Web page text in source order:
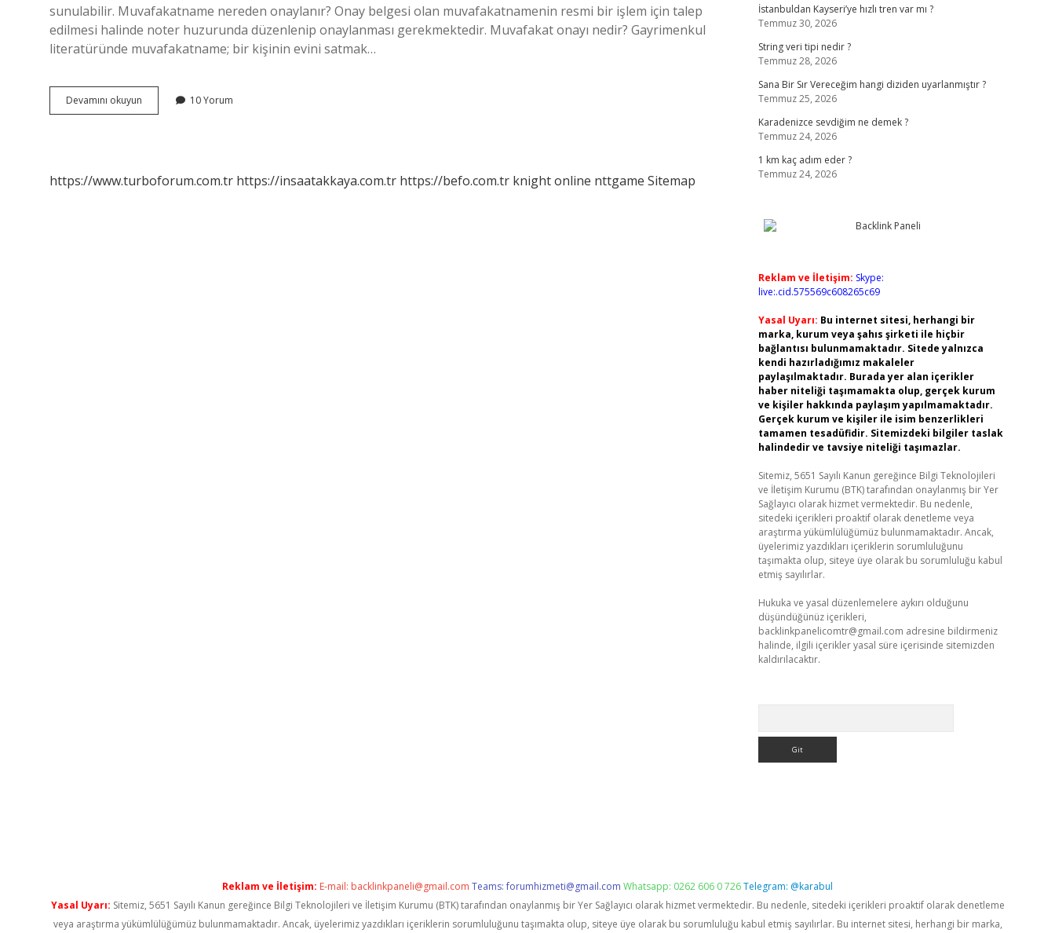
sunulabilir. Muvafakatname nereden onaylanır? Onay belgesi olan muvafakatnamenin resmi bir işlem için talep
edilmesi halinde noter huzurunda düzenlenip onaylanması gerekmektedir. Muvafakat onayı nedir? Gayrimenkul
literatüründe muvafakatname; bir kişinin evini satmak…
Devamını okuyun Muvafakat
Onayı
10 Yorum
https://www.turboforum.com.tr https://insaatakkaya.com.tr https://befo.com.tr knight online nttgame Sitemap
İstanbuldan Kayseri’ye hızlı tren var mı ?
Temmuz 30, 2026
String veri tipi nedir ?
Temmuz 28, 2026
Sana Bir Sır Vereceğim hangi diziden uyarlanmıştır ?
Temmuz 25, 2026
Karadenizce sevdiğim ne demek ?
Temmuz 24, 2026
1 km kaç adım eder ?
Temmuz 24, 2026
Reklam ve İletişim: Skype:
live:.cid.575569c608265c69
Yasal Uyarı: Bu internet sitesi, herhangi bir
marka, kurum veya şahıs şirketi ile hiçbir
bağlantısı bulunmamaktadır. Sitede yalnızca
kendi hazırladığımız makaleler
paylaşılmaktadır. Burada yer alan içerikler
haber niteliği taşımamakta olup, gerçek kurum
ve kişiler hakkında paylaşım yapılmamaktadır.
Gerçek kurum ve kişiler ile isim benzerlikleri
tamamen tesadüfidir. Sitemizdeki bilgiler taslak
halindedir ve tavsiye niteliği taşımazlar.
Sitemiz, 5651 Sayılı Kanun gereğince Bilgi Teknolojileri
ve İletişim Kurumu (BTK) tarafından onaylanmış bir Yer
Sağlayıcı olarak hizmet vermektedir. Bu nedenle,
sitedeki içerikleri proaktif olarak denetleme veya
araştırma yükümlülüğümüz bulunmamaktadır. Ancak,
üyelerimiz yazdıkları içeriklerin sorumluluğunu
taşımakta olup, siteye üye olarak bu sorumluluğu kabul
etmiş sayılırlar.
Hukuka ve yasal düzenlemelere aykırı olduğunu
düşündüğünüz içerikleri,
backlinkpanelicomtr@gmail.com adresine bildirmeniz
halinde, ilgili içerikler yasal süre içerisinde sitemizden
kaldırılacaktır.
Reklam ve İletişim: E-mail: backlinkpaneli@gmail.com Teams:forumhizmeti@gmail.com Whatsapp: 0262 606 0 726Telegram: @karabul
Yasal Uyarı: Sitemiz, 5651 Sayılı Kanun gereğince Bilgi Teknolojileri ve İletişim Kurumu (BTK) tarafından onaylanmış bir Yer Sağlayıcı olarak hizmet vermektedir. Bu nedenle, sitedeki içerikleri proaktif olarak denetleme
veya araştırma yükümlülüğümüz bulunmamaktadır. Ancak, üyelerimiz yazdıkları içeriklerin sorumluluğunu taşımakta olup, siteye üye olarak bu sorumluluğu kabul etmiş sayılırlar. Bu internet sitesi, herhangi bir marka,